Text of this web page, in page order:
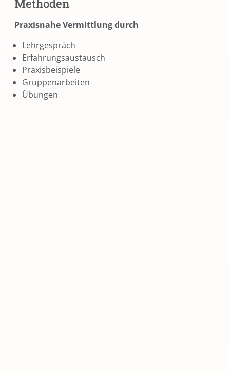
Methoden
Praxisnahe Vermittlung durch
Lehrgespräch
Erfahrungsaustausch
Praxisbeispiele
Gruppenarbeiten
Übungen